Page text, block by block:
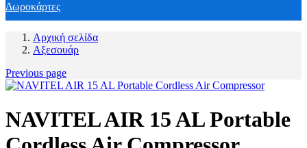
Δωροκάρτες
Αρχική σελίδα
Αξεσουάρ
Previous page
NAVITEL AIR 15 AL Portable